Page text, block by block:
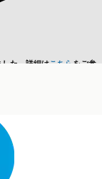
した。詳細はこちら をご参